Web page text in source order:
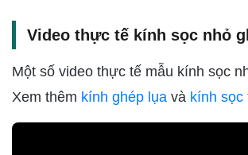
Video thực tế kính sọc nhỏ
Một số video thực tế mẫu kính sọc
Xem thêm kính ghép lụa và kính sọc